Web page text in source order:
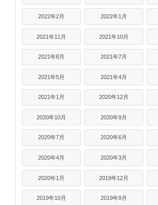
2022年2月 2022年1月
2021年11月 2021年10月
2021年8月 2021年7月
2021年5月 2021年4月
2021年1月 2020年12月
2020年10月 2020年9月
2020年7月 2020年6月
2020年4月 2020年3月
2020年1月 2019年12月
2019年10月 2019年9月